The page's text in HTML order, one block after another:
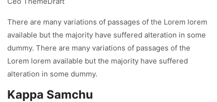
There are many variations of passages of the Lorem lorem
available but the majority have suffered alteration in some
dummy. There are many variations of passages of the
Lorem lorem available but the majority have suffered
alteration in some dummy.
Kappa Samchu